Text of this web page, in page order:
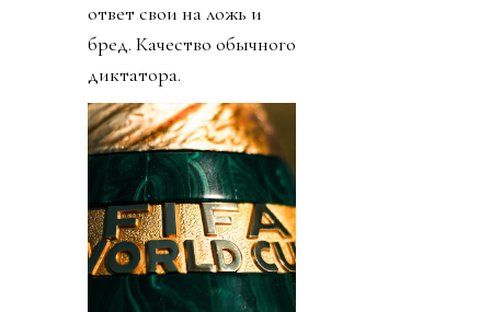
ответ свои на ложь и
бред. Качество обычного
диктатора.